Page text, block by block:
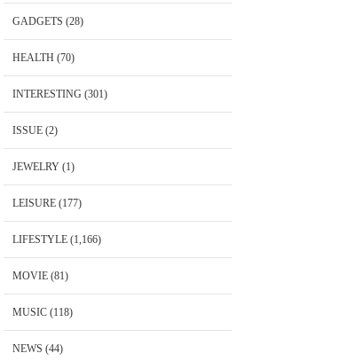
GADGETS (28)
HEALTH (70)
INTERESTING (301)
ISSUE(2)
JEWELRY(1)
LEISURE(177)
LIFESTYLE(1,166)
MOVIE(81)
MUSIC(118)
NEWS (44)